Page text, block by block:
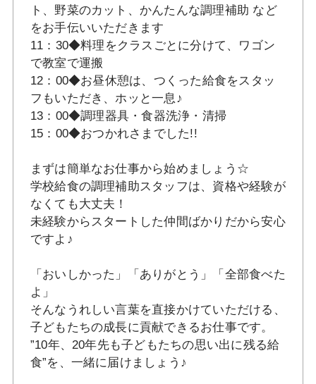
ト、野菜のカット、かんたんな調理補助 など
をお手伝いいただきます
11：30◆料理をクラスごとに分けて、ワゴン
で教室で運搬
12：00◆お昼休憩は、つくった給食をスタッ
フもいただき、ホッと一息♪
13：00◆調理器具・食器洗浄・清掃
15：00◆おつかれさまでした!!
まずは簡単なお仕事から始めましょう☆
学校給食の調理補助スタッフは、資格や経験が
なくても大丈夫！
未経験からスタートした仲間ばかりだから安心
ですよ♪
「おいしかった」「ありがとう」「全部食べた
よ」
そんなうれしい言葉を直接かけていただける、
子どもたちの成長に貢献できるお仕事です。
”10年、20年先も子どもたちの思い出に残る給
食”を、一緒に届けましょう♪